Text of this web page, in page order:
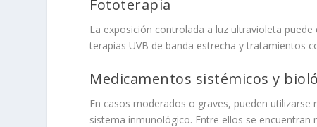
Fototerapia
La exposición controlada a luz ultravioleta
terapias UVB de banda estrecha y tratamientos
Medicamentos sistémicos y
En casos moderados o graves, pueden
sistema inmunológico. Entre ellos se